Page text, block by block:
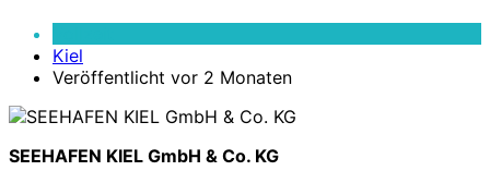
(m/w/d)
Kiel
Veröffentlicht vor 2 Monaten
SEEHAFEN KIEL GmbH & Co. KG